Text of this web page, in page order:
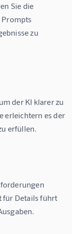
Sie die
Prompts
zu
der KI klarer zu
erleichtern es der
erfüllen.
für Details führt